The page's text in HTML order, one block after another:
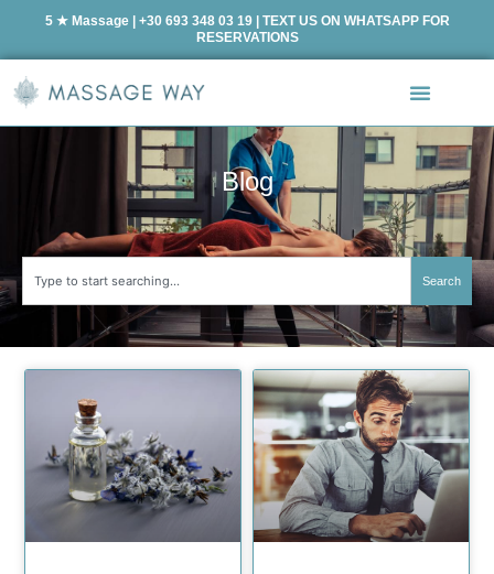
5 ★ Massage | +30 693 348 03 19 | TEXT US ON WHATSAPP FOR
RESERVATIONS
Blog
Search